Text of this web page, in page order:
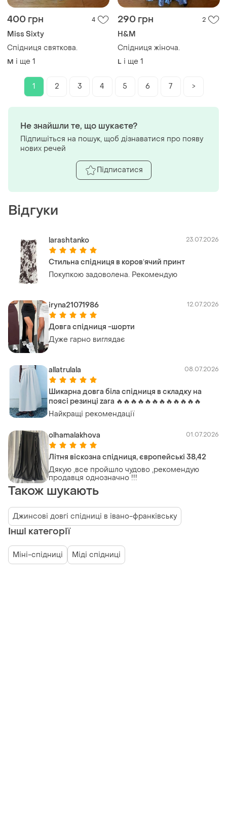
400 грн 4
Miss Sixty
Спідниця святкова.
M і ще 1
290 грн 2
H&M
Спідниця жіноча.
L і ще 1
1 2 3 4 5 6 7 >
Відгуки
larashtanko 23.07.2026
Стильна спідниця в коровʼячий принт
Покупкою задоволена. Рекомендую
iryna21071986 12.07.2026
Довга спідниця -шорти
Дуже гарно виглядає
allatrulala 08.07.2026
Шикарна довга біла спідниця в складку на
поясі резинці zara 🔥🔥🔥🔥🔥🔥🔥🔥🔥🔥🔥🔥
Найкращі рекомендації
olhamalakhova 01.07.2026
Літня віскозна спідниця, європейські 38,42
Дякую ,все пройшло чудово ,рекомендую
продавця однозначно !!!
Також шукають
Джинсові довгі спідниці в івано-франківську
Інші категорії
Міні-спідниці Міді спідниці
Не знайшли те, що шукаєте?
Підпишіться на пошук, щоб дізнаватися про появу
нових речей
Підписатися